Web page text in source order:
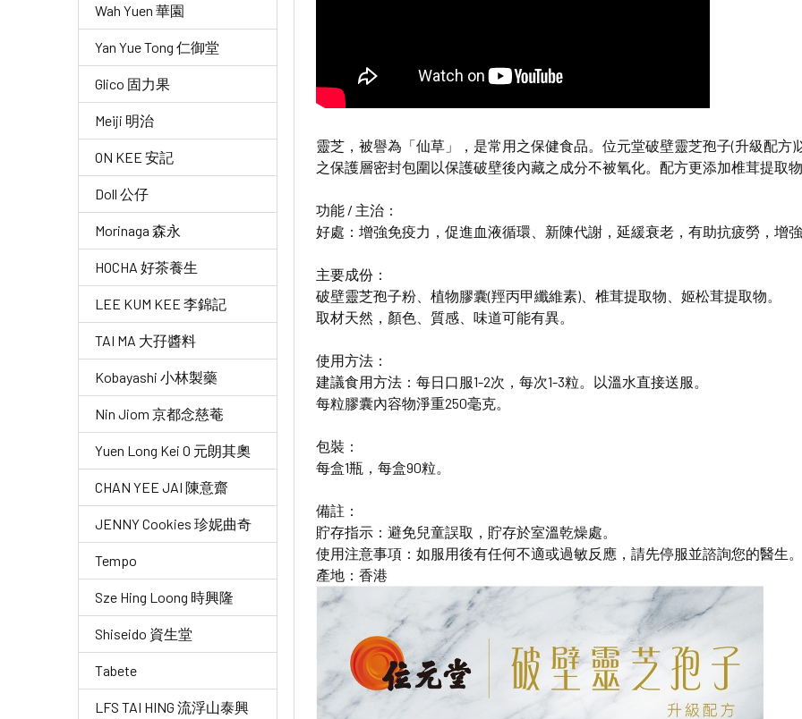
Wah Yuen 華園
Yan Yue Tong 仁御堂
Glico 固力果
Meiji 明治
ON KEE 安記
Doll 公仔
Morinaga 森永
HOCHA 好茶養生
LEE KUM KEE 李錦記
TAI MA 大孖醬料
Kobayashi 小林製藥
Nin Jiom 京都念慈菴
Yuen Long Kei O 元朗其奧
CHAN YEE JAI 陳意齋
JENNY Cookies 珍妮曲奇
Tempo
Sze Hing Loong 時興隆
Shiseido 資生堂
Tabete
LFS TAI HING 流浮山泰興
靈芝，被譽為「仙草」，是常用之保健食品。位元堂破壁靈芝孢子(升級配
之保護層密封包圍以保護破壁後內藏之成分不被氧化。配方更添加椎茸提取
功能 / 主治：
好處：增強免疫力，促進血液循環、新陳代謝，延緩衰老，有助抗疲勞，增
主要成份：
破壁靈芝孢子粉、植物膠囊(羥丙甲纖維素)、椎茸提取物、姬松茸提取物。
取材天然，顏色、質感、味道可能有異。
使用方法：
建議食用方法：每日口服1-2次，每次1-3粒。以溫水直接送服。
每粒膠囊內容物淨重250毫克。
包裝：
每盒1瓶，每盒90粒。
備註：
貯存指示：避免兒童誤取，貯存於室溫乾燥處。
使用注意事項：如服用後有任何不適或過敏反應，請先停服並諮詢您的醫生
產地：香港